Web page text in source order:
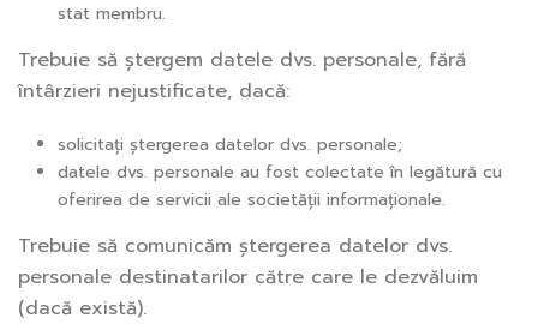
stat membru.
Trebuie să ștergem datele dvs. personale, fără
întârzieri nejustificate, dacă:
solicitați ștergerea datelor dvs. personale;
datele dvs. personale au fost colectate în legătură cu
oferirea de servicii ale societății informaționale.
Trebuie să comunicăm ștergerea datelor dvs.
personale destinatarilor către care le dezvăluim
(dacă există).